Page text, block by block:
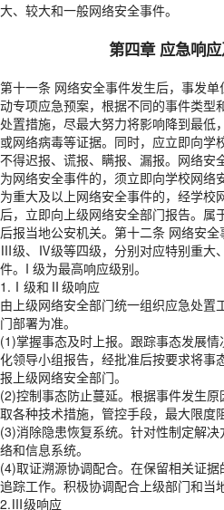
大、较大和一般网络安全事件。
第四章 应急响
第十一条 网络安全事件发生后，事发
动专项应急预案，根据不同的事件类型
处置措施，尽最大努力将影响降到最低
或网络病毒等证据。同时，应立即向学
不得迟报、谎报、瞒报、漏报。网络安
为网络安全事件的，须立即向学校网络
为重大及以上网络安全事件的，经学校
后，立即向上级网络安全部门报告。属
后报当地公安机关。第十二条 网络安
Ⅲ级、Ⅳ级等四级，分别对应特别重大
件。I 级为最高响应级别。
1.Ⅰ级和Ⅱ级响应
由上级网络安全部门统一组织应急处置
门部署为准。
(1)掌握事态及时上报。跟踪事态发展
化领导小组报告，经批准后按要求将事
报上级网络安全部门。
(2)控制事态防止蔓延。根据事件发生
取各种技术措施，管控手段，最大限度
(3)消除隐患恢复系统。针对性制定解
络和信息系统。
(4)取证溯源协调配合。在保留相关证
追踪工作。积极协调配合上级部门和当
2.Ⅲ级响应